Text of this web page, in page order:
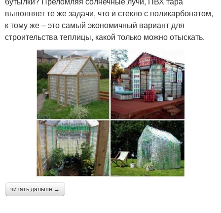
выполняет те же задачи, что и стекло с поликарбонатом,
к тому же – это самый экономичный вариант для
строительства теплицы, какой только можно отыскать.
читать дальше →